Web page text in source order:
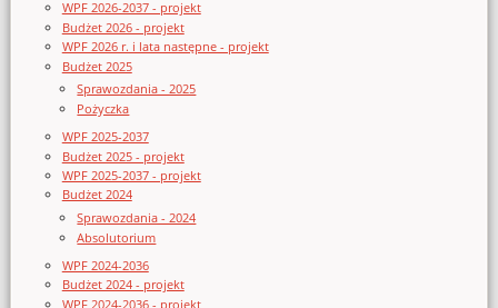
WPF 2026-2037 - projekt
Budżet 2026 - projekt
WPF 2026 r. i lata następne - projekt
Budżet 2025
Sprawozdania - 2025
Pożyczka
WPF 2025-2037
Budżet 2025 - projekt
WPF 2025-2037 - projekt
Budżet 2024
Sprawozdania - 2024
Absolutorium
WPF 2024-2036
Budżet 2024 - projekt
WPF 2024-2036 - projekt